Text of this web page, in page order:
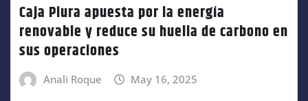
Caja Piura apuesta por la energía
renovable y reduce su huella de carbono en
sus operaciones
Anali Roque May 16, 2025